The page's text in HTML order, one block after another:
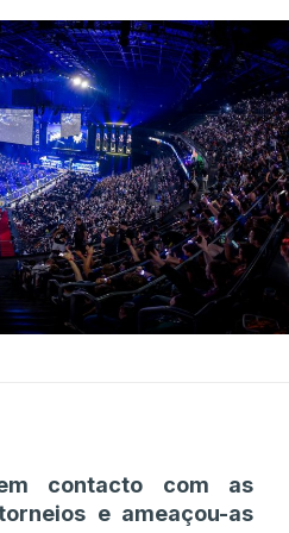
contacto com as
e ameaçou-as